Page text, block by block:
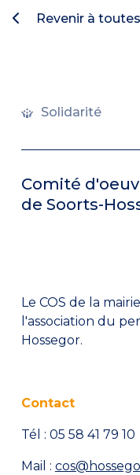
Revenir à
Solidarité
Comité
de Soorts-
Le COS de la
l'association du
Hossegor.
Contact
Tél : 05 58 41 79 10
Mail :